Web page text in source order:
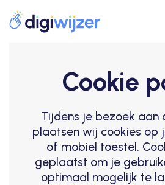
Cookie
Tijdens je bezoek aan
plaatsen wij cookies op
of mobiel toestel.
geplaatst om je
optimaal mogelijk te